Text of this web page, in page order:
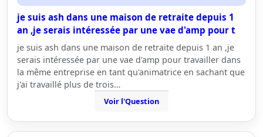
je suis ash dans une maison de retraite depuis 1
an ,je serais intéressée par une vae d'amp pour t
je suis ash dans une maison de retraite depuis 1 an ,je
serais intéressée par une vae d'amp pour travailler dans
la même entreprise en tant qu'animatrice en sachant que
j'ai travaillé plus de trois…
Voir l'Question